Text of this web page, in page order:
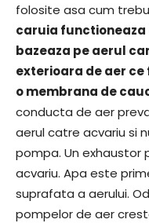
folosite asa cum
caruia functioneaza
bazeaza pe aerul
exterioara de aer
o membrana de
conducta de aer
aerul catre acvariu si
pompa. Un exhaustor
acvariu. Apa este
suprafata a aerului.
pompelor de aer